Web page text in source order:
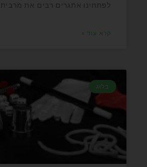
לפתחינו אתגרים רבים את
קרא עוד »
בלוג